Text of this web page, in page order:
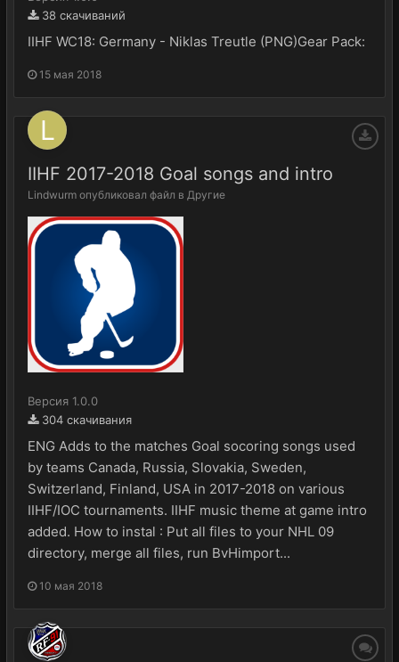
38 скачиваний
IIHF WC18: Germany - Niklas Treutle (PNG)Gear Pack:
15 мая 2018
IIHF 2017-2018 Goal songs and intro
Lindwurm опубликовал файл в Другие
Версия 1.0.0
304 скачивания
ENG Adds to the matches Goal socoring songs used
by teams Canada, Russia, Slovakia, Sweden,
Switzerland, Finland, USA in 2017-2018 on various
IIHF/IOC tournaments. IIHF music theme at game intro
added. How to instal : Put all files to your NHL 09
directory, merge all files, run BvHimport...
10 мая 2018